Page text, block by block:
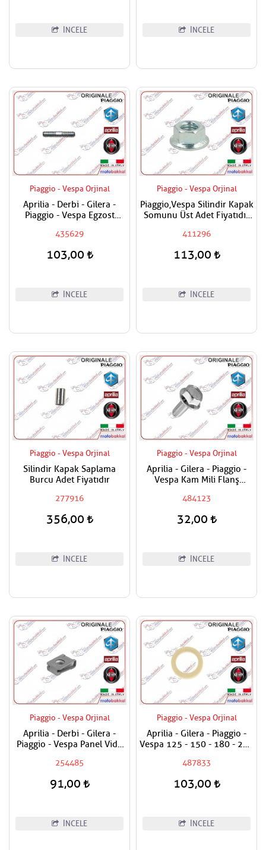
İNCELE İNCELE
Piaggio - Vespa Orjinal
Aprilia - Derbi - Gilera -
Piaggio - Vespa Egzost
Fiyatıdır
435629
103,00
İNCELE
Piaggio - Vespa Orjinal
Piaggio,Vespa Silindir Kapak
Somunu Üst Adet Fiyatıdır
411296
113,00
İNCELE
Piaggio - Vespa Orjinal
Silindir Kapak Saplama
Burcu Adet Fiyatıdır
277916
356,00
İNCELE
Piaggio - Vespa Orjinal
Aprilia - Gilera - Piaggio -
Vespa Kam Mili Flanş
484123
32,00
İNCELE
Piaggio - Vespa Orjinal
Aprilia - Derbi - Gilera -
Piaggio - Vespa Panel Vida
254485
91,00
İNCELE
Piaggio - Vespa Orjinal
Aprilia - Gilera - Piaggio -
Vespa 125 - 150 - 180 - 200
Ağırlık Plastiği
487833
103,00
İNCELE